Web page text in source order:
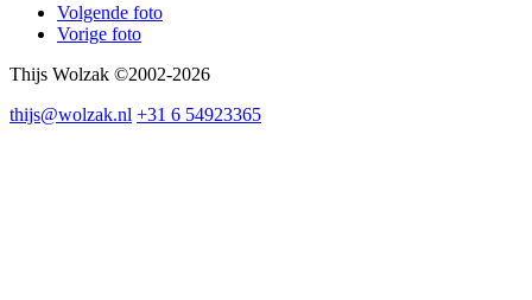
Volgende foto
Vorige foto
Thijs Wolzak ©2002-2026
thijs@wolzak.nl +31 6 54923365